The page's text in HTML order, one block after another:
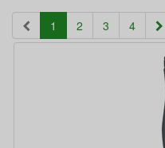
1 (current)
2 3 4